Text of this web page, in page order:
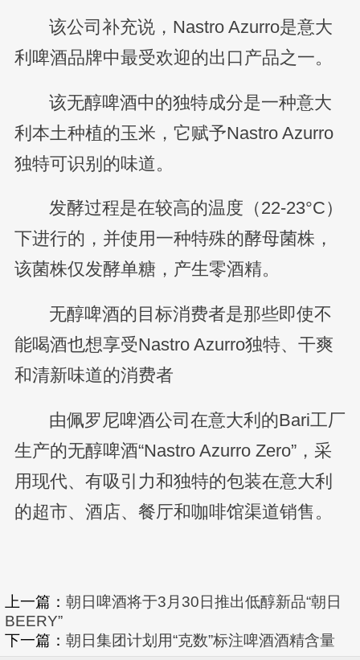
该公司补充说，Nastro Azurro是意大
利啤酒品牌中最受欢迎的出口产品之一。
该无醇啤酒中的独特成分是一种意大
利本土种植的玉米，它赋予Nastro Azurro
独特可识别的味道。
发酵过程是在较高的温度（22-23°C）
下进行的，并使用一种特殊的酵母菌株，
该菌株仅发酵单糖，产生零酒精。
无醇啤酒的目标消费者是那些即使不
能喝酒也想享受Nastro Azurro独特、干爽
和清新味道的消费者
由佩罗尼啤酒公司在意大利的Bari工厂
生产的无醇啤酒“Nastro Azurro Zero”，采
用现代、有吸引力和独特的包装在意大利
的超市、酒店、餐厅和咖啡馆渠道销售。
上一篇： 朝日啤酒将于3月30日推出低醇新品“朝日
BEERY”
下一篇： 朝日集团计划用“克数”标注啤酒酒精含量